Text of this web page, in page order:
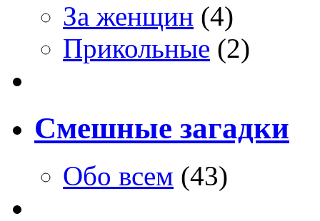
За женщин (4)
Прикольные (2)
Смешные загадки
Обо всем (43)